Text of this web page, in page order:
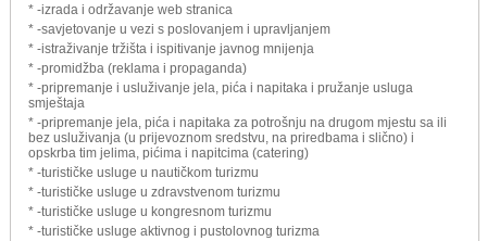
* -izrada i održavanje web stranica
* -savjetovanje u vezi s poslovanjem i upravljanjem
* -istraživanje tržišta i ispitivanje javnog mnijenja
* -promidžba (reklama i propaganda)
* -pripremanje i usluživanje jela, pića i napitaka i pružanje usluga
smještaja
* -pripremanje jela, pića i napitaka za potrošnju na drugom mjestu sa ili
bez usluživanja (u prijevoznom sredstvu, na priredbama i slično) i
opskrba tim jelima, pićima i napitcima (catering)
* -turističke usluge u nautičkom turizmu
* -turističke usluge u zdravstvenom turizmu
* -turističke usluge u kongresnom turizmu
* -turističke usluge aktivnog i pustolovnog turizma